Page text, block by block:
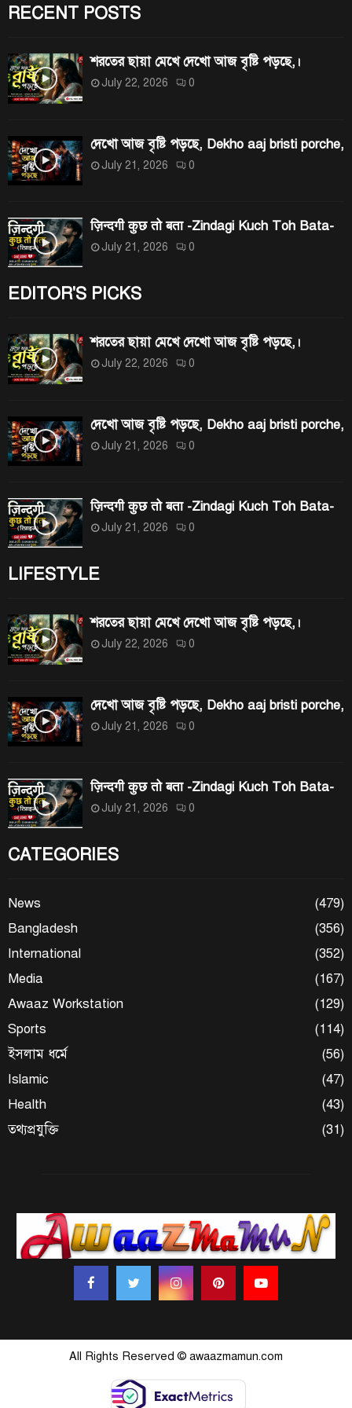
r
:
RECENT POSTS
শরতের ছায়া মেখে দেখো আজ বৃষ্টি পড়ছে,।
July 22, 2026 0
দেখো আজ বৃষ্টি পড়ছে, Dekho aaj bristi porche,
July 21, 2026 0
ज़िन्दगी कुछ तो बता -Zindagi Kuch Toh Bata-
July 21, 2026 0
EDITOR'S PICKS
শরতের ছায়া মেখে দেখো আজ বৃষ্টি পড়ছে,।
July 22, 2026 0
দেখো আজ বৃষ্টি পড়ছে, Dekho aaj bristi porche,
July 21, 2026 0
ज़िन्दगी कुछ तो बता -Zindagi Kuch Toh Bata-
July 21, 2026 0
LIFESTYLE
শরতের ছায়া মেখে দেখো আজ বৃষ্টি পড়ছে,।
July 22, 2026 0
দেখো আজ বৃষ্টি পড়ছে, Dekho aaj bristi porche,
July 21, 2026 0
ज़िन्दगी कुछ तो बता -Zindagi Kuch Toh Bata-
July 21, 2026 0
CATEGORIES
News
(479)
Bangladesh
(356)
International
(352)
Media
(167)
Awaaz Workstation
(129)
Sports
(114)
ইসলাম ধর্মে
(56)
Islamic
(47)
Health
(43)
তথ্যপ্রযুক্তি
(31)
All Rights Reserved © awaazmamun.com